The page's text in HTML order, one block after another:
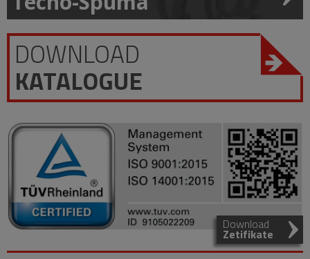
DOWNLOAD
KATALOGUE
Download
Zetifikate